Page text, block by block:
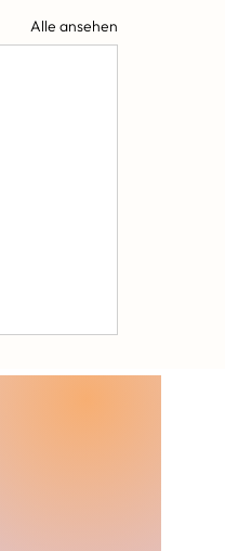
Alle ansehen